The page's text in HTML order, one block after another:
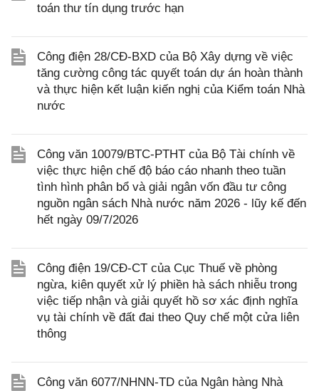
toán thư tín dụng trước hạn
Công điện 28/CĐ-BXD của Bộ Xây dựng về việc
tăng cường công tác quyết toán dự án hoàn thành
và thực hiện kết luận kiến nghị của Kiểm toán Nhà
nước
Công văn 10079/BTC-PTHT của Bộ Tài chính về
việc thực hiện chế độ báo cáo nhanh theo tuần
tình hình phân bổ và giải ngân vốn đầu tư công
nguồn ngân sách Nhà nước năm 2026 - lũy kế đến
hết ngày 09/7/2026
Công điện 19/CĐ-CT của Cục Thuế về phòng
ngừa, kiên quyết xử lý phiền hà sách nhiễu trong
việc tiếp nhận và giải quyết hồ sơ xác định nghĩa
vụ tài chính về đất đai theo Quy chế một cửa liên
thông
Công văn 6077/NHNN-TD của Ngân hàng Nhà